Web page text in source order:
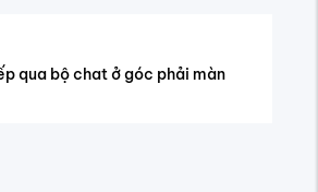
qua bộ chat ở góc phải màn